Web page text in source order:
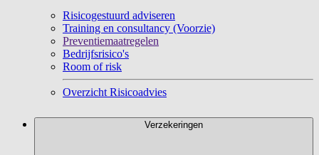
Risicogestuurd adviseren
Training en consultancy (Voorzie)
Preventiemaatregelen
Bedrijfsrisico's
Room of risk
Overzicht Risicoadvies
Verzekeringen